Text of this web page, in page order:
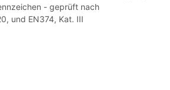
- geprüft nach
und EN374, Kat. III